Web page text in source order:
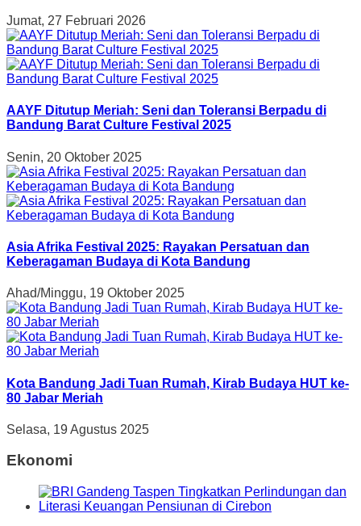
Jumat, 27 Februari 2026
AAYF Ditutup Meriah: Seni dan Toleransi Berpadu di
Bandung Barat Culture Festival 2025
Senin, 20 Oktober 2025
Asia Afrika Festival 2025: Rayakan Persatuan dan
Keberagaman Budaya di Kota Bandung
Ahad/Minggu, 19 Oktober 2025
Kota Bandung Jadi Tuan Rumah, Kirab Budaya HUT ke-
80 Jabar Meriah
Selasa, 19 Agustus 2025
Ekonomi